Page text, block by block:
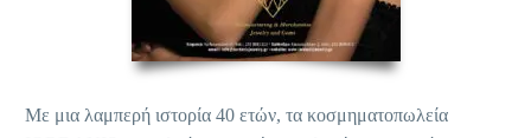
Με μια λαμπερή ιστορία 40 ετών, τα κοσμηματοπωλεία